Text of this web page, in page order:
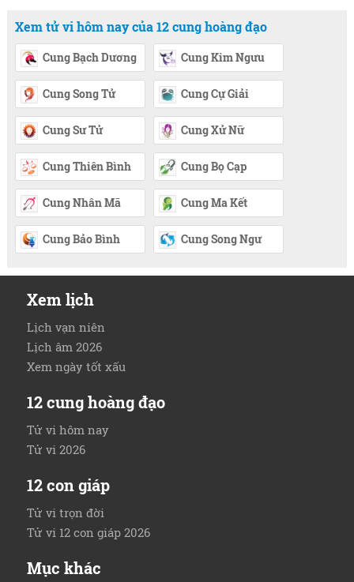
Xem tử vi hôm nay của 12 cung hoàng đạo
Cung Bạch Dương Cung Kim Ngưu
Cung Song Tử Cung Cự Giải
Cung Sư Tử Cung Xử Nữ
Cung Thiên Bình Cung Bọ Cạp
Cung Nhân Mã Cung Ma Kết
Cung Bảo Bình Cung Song Ngư
Xem lịch
Lịch vạn niên
Lịch âm 2026
Xem ngày tốt xấu
12 cung hoàng đạo
Tử vi hôm nay
Tử vi 2026
12 con giáp
Tử vi trọn đời
Tử vi 12 con giáp 2026
Mục khác